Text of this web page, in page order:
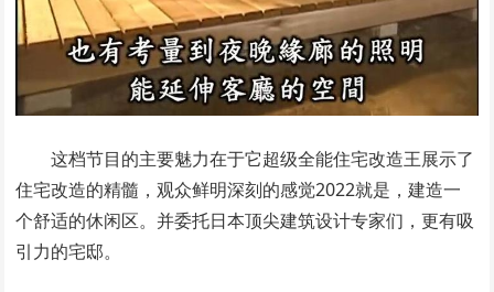
这档节目的主要魅力在于它超级全能住宅改造王展示了
住宅改造的精髓，观众鲜明深刻的感觉2022就是，建造一
个舒适的休闲区。并委托日本顶尖建筑设计专家们，更有吸
引力的宅邸。